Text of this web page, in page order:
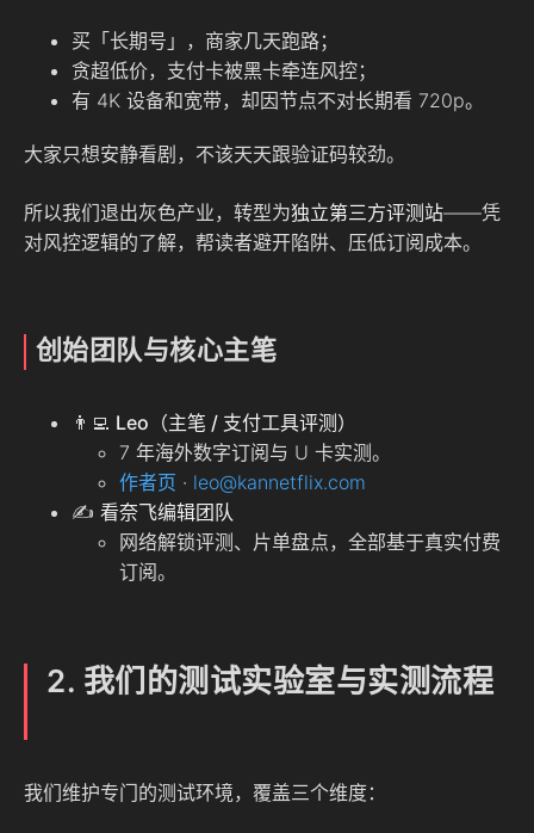
买「长期号」，商家几天跑路；
贪超低价，支付卡被黑卡牵连风控；
有 4K 设备和宽带，却因节点不对长期看 720p。
大家只想安静看剧，不该天天跟验证码较劲。
所以我们退出灰色产业，转型为独立第三方评测站——凭
对风控逻辑的了解，帮读者避开陷阱、压低订阅成本。
创始团队与核心主笔
👨‍💻 Leo（主笔 / 支付工具评测）
7 年海外数字订阅与 U 卡实测。
作者页 · leo@kannetflix.com
✍️ 看奈飞编辑团队
网络解锁评测、片单盘点，全部基于真实付费
订阅。
2. 我们的测试实验室与实测流程
我们维护专门的测试环境，覆盖三个维度：